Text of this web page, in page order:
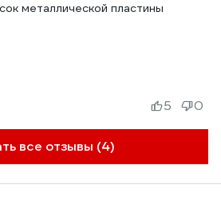
металлической пластины
все отзывы (4)
5 0